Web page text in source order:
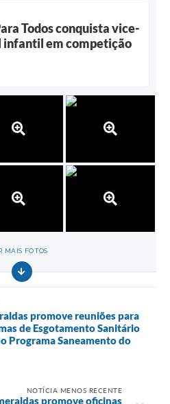
Todos conquista vice-
infantil em competição
MAIS FOTOS
promove reuniões para
de Esgotamento Sanitário
Programa Saneamento do
NOTÍCIA MENOS RECENTE
promove oficinas